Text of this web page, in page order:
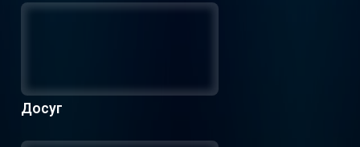
Досуг